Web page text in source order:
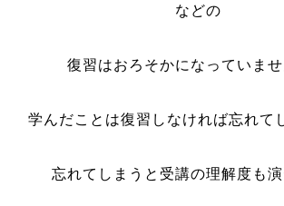
などの
復習はおろそかになっていませ
学んだことは復習しなければ忘れて
忘れてしまうと受講の理解度も